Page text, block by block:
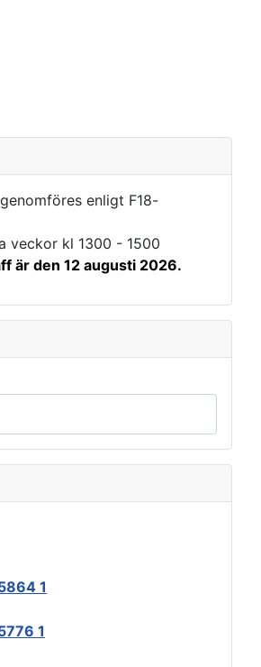
enligt F18-
veckor kl 1300 - 1500
är den 12 augusti 2026.